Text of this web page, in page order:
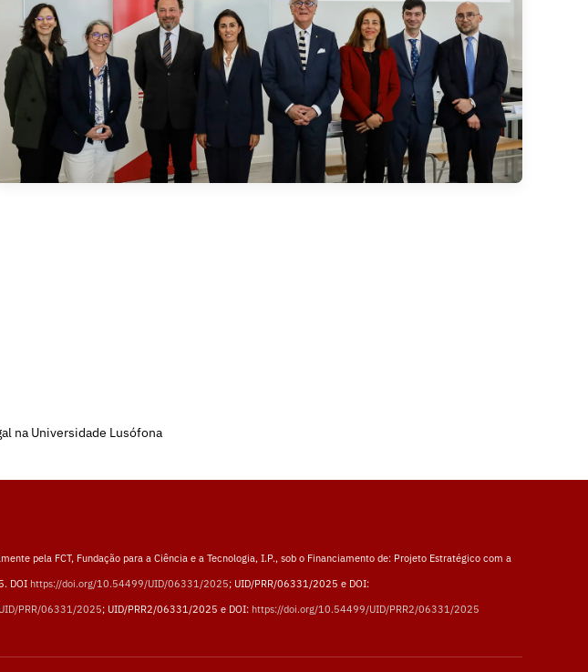
na Universidade Lusófona
pela FCT, Fundação para a Ciência e a Tecnologia, I.P., sob o Financiamento de: Projeto Estratégico com a
DOI https://doi.org/10.54499/UID/06331/2025; UID/PRR/06331/2025 e DOI:
PRR/06331/2025; UID/PRR2/06331/2025 e DOI: https://doi.org/10.54499/UID/PRR2/06331/2025